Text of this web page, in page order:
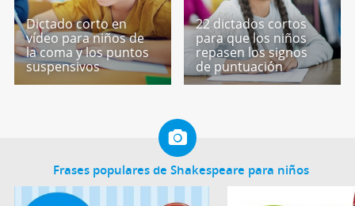
Dictado corto en
vídeo para niños de
la coma y los puntos
suspensivos
22 dictados cortos
para que los niños
repasen los signos
de puntuación
Frases populares de Shakespeare para niños